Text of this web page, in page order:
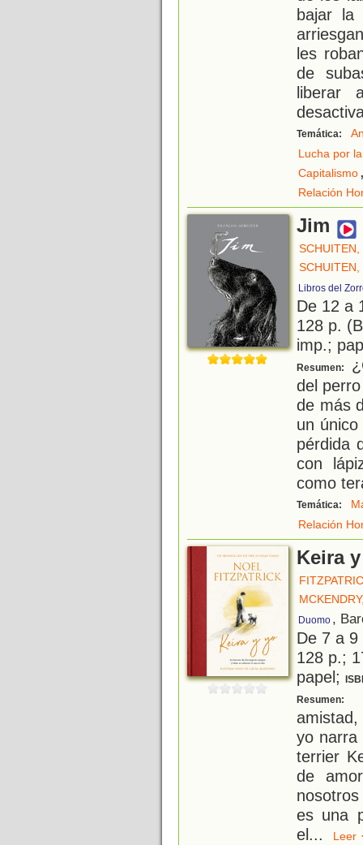
bajar la
les
de
liberar
Temática:
Lucha por
Capitalismo
Relación
Jim
Libros del
De 12 a
128 p.
imp.;
Resumen:
del
de más
un
pérdida
con
como
Temática:
Relación
Keira
Duomo ,
De 7 a
128 p.;
papel;
Resumen:
yo narra
terrier
de
es una
el...